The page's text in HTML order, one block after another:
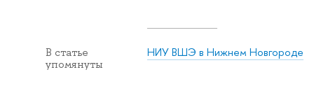
В статье
упомянуты
НИУ ВШЭ в Нижнем Новгороде